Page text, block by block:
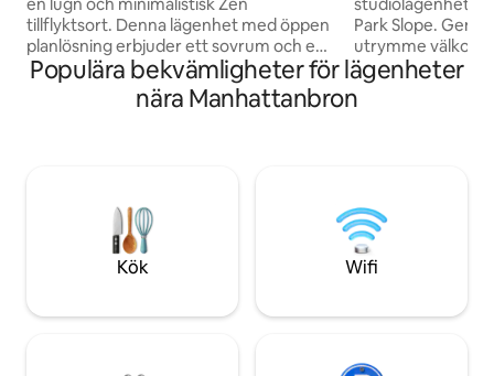
tillflyktsort. Denna lägenhet med öppen
planlösning erbjuder ett sovrum och en
futon, hemmakontor och högt i tak och
badar i rikligt med naturligt ljus. Den
verkliga skatten är den privata
nära Brooklyns charmiga familjebutiker
är det svårt att motstå lockelsen av
detta extraordinära utrymme.
Park Slope.
utrymme
välutrustat kök
frukostbar. Den
dock den privata
mat. Gå inte
möjlighet att
Brooklyn. Boka
Populära bekvämligheter för lägenheter
nära Manhattanbron
Kök Wifi